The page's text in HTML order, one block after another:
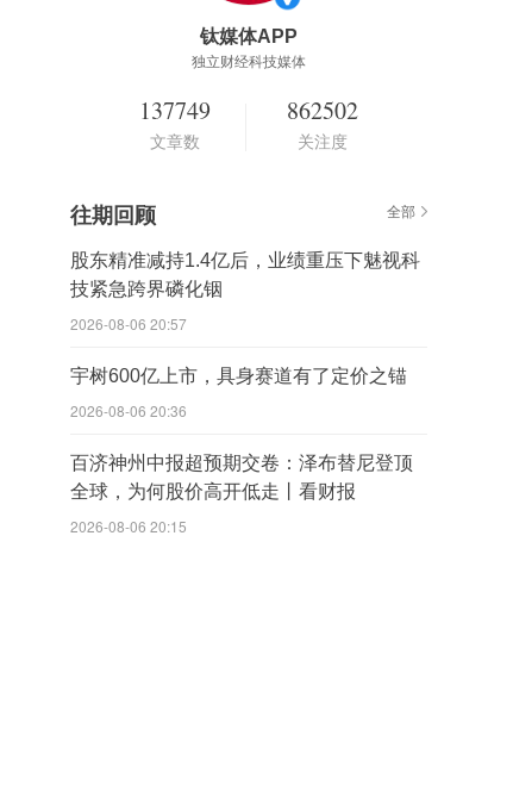
钛媒体APP
独立财经科技媒体
137749
文章数
862502
关注度
往期回顾 全部
股东精准减持1.4亿后，业绩重压下魅视科
技紧急跨界磷化铟
2026-08-06 20:57
宇树600亿上市，具身赛道有了定价之锚
2026-08-06 20:36
百济神州中报超预期交卷：泽布替尼登顶
全球，为何股价高开低走丨看财报
2026-08-06 20:15